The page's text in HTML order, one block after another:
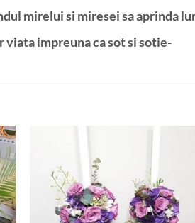
mirelui si miresei sa aprinda
viata impreuna ca sot si sotie-